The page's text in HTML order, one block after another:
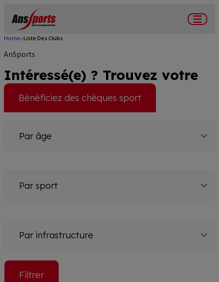
main
Menu
Breadcrumb
Home Liste Des Clubs
AnSports
Intéressé(e) ? Trouvez votre
club !
sport
infrastructure
Bénéficiez des chèques sport